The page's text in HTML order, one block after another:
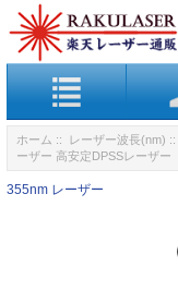
ホーム :: レーザー波長(nm) ::
ーザー 高安定DPSSレーザー
355nm レーザー